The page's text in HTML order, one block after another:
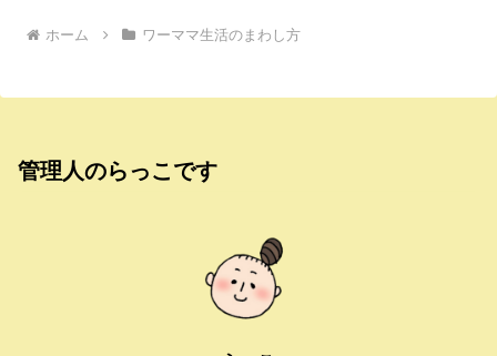
ホーム ワーママ生活のまわし方
管理人のらっこです